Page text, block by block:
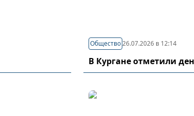
Общество 26.07.2026 в 12:14
В Кургане отметили